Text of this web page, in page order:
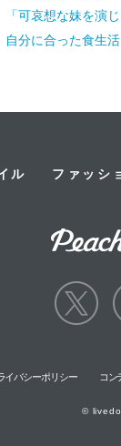
「可哀想な妹を演じたいんでしょ？」姉の幸せを奪
自分に合った食生活は？ 「我慢はしない」
ル ファッシ
イバシーポリシー コン
©